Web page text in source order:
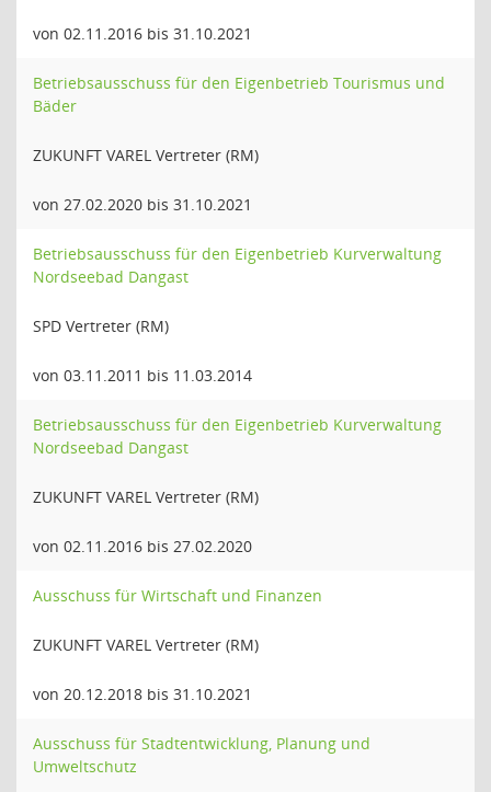
von 02.11.2016 bis 31.10.2021
Betriebsausschuss für den Eigenbetrieb Tourismus und
Bäder
ZUKUNFT VAREL Vertreter (RM)
von 27.02.2020 bis 31.10.2021
Betriebsausschuss für den Eigenbetrieb Kurverwaltung
Nordseebad Dangast
SPD Vertreter (RM)
von 03.11.2011 bis 11.03.2014
Betriebsausschuss für den Eigenbetrieb Kurverwaltung
Nordseebad Dangast
ZUKUNFT VAREL Vertreter (RM)
von 02.11.2016 bis 27.02.2020
Ausschuss für Wirtschaft und Finanzen
ZUKUNFT VAREL Vertreter (RM)
von 20.12.2018 bis 31.10.2021
Ausschuss für Stadtentwicklung, Planung und
Umweltschutz